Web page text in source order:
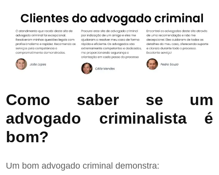
Como saber se um
advogado criminalista é
bom?
Um bom advogado criminal demonstra: